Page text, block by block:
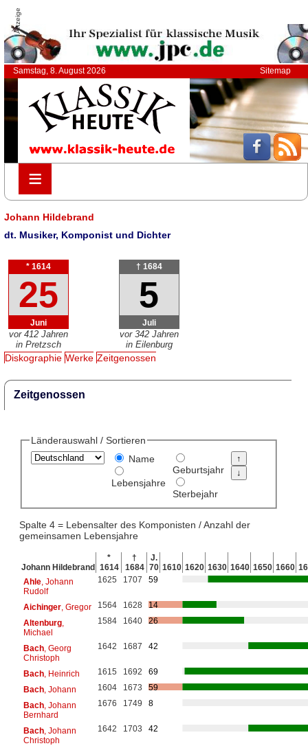
Anzeige
Samstag, 8. August 2026 Sitemap
≡
≡
Johann Hildebrand
dt. Musiker, Komponist und Dichter
* 1614
25
Juni
vor 412 Jahren
in Pretzsch
† 1684
5
Juli
vor 342 Jahren
in Eilenburg
Diskographie Werke Zeitgenossen
Zeitgenossen
Länderauswahl / Sortieren
Name
Lebensjahre
Geburtsjahr
Sterbejahr
Spalte 4 = Lebensalter des Komponisten / Anzahl der
gemeinsamen Lebensjahre
Johann Hildebrand
*
1614
†
1684
J.
70 1610 1620 1630 1640 1650 1660
Ahle, Johann
Rudolf
1625 1707 59
Aichinger, Gregor 1564 1628
14
Altenburg,
Michael
1584 1640 26
Bach, Georg
Christoph
1642 1687 42
Bach, Heinrich 1615 1692
69
Bach, Johann 1604 1673
59
Bach, Johann
Bernhard
1676 1749 8
Bach, Johann
Christoph
1642 1703 42